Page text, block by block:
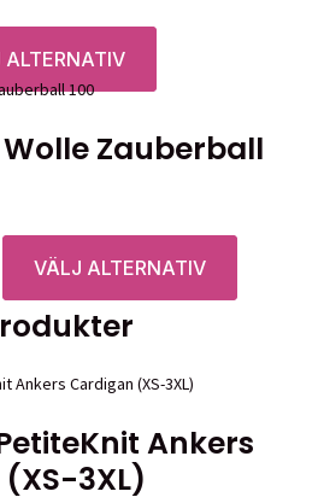
ALTERNATIV
här
har
alternativen
produktsidan
Zauberball
175,00 kr
VÄLJ ALTERNATIV
här
De
Ankers
3XL)